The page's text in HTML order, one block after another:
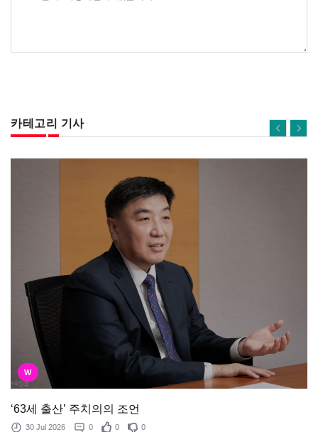
카테고리 기사
W
‘63세 출산’ 주치의의 조언
30 Jul 2026 0 0 0